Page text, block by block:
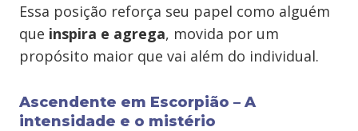
Essa posição reforça seu papel como alguém
que inspira e agrega, movida por um
propósito maior que vai além do individual.
Ascendente em Escorpião – A
intensidade e o mistério